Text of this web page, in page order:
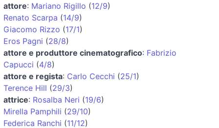
attore: Mariano Rigillo (12/9)
Renato Scarpa (14/9)
Giacomo Rizzo (17/1)
Eros Pagni (28/8)
attore e produttore cinematografico: Fabrizio
Capucci (4/8)
attore e regista: Carlo Cecchi (25/1)
Terence Hill (29/3)
attrice: Rosalba Neri (19/6)
Mirella Pamphili (29/10)
Federica Ranchi (11/12)